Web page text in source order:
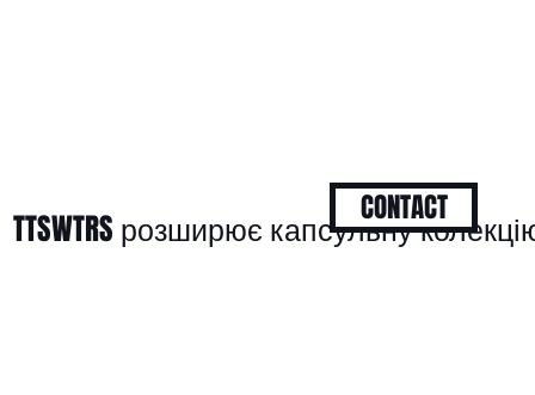
TTSWTRS розширює капсульну
CONTACT